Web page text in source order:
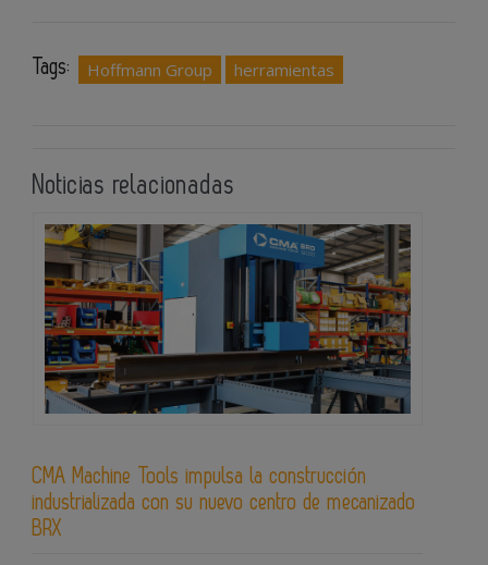
Tags: Hoffmann Group herramientas
Noticias relacionadas
CMA Machine Tools impulsa la construcción
industrializada con su nuevo centro de mecanizado
BRX